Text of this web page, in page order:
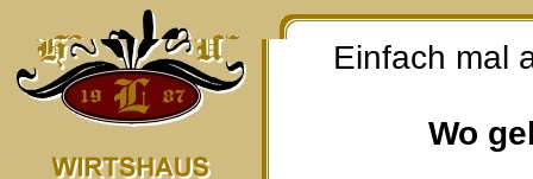
Einfach mal
Wo